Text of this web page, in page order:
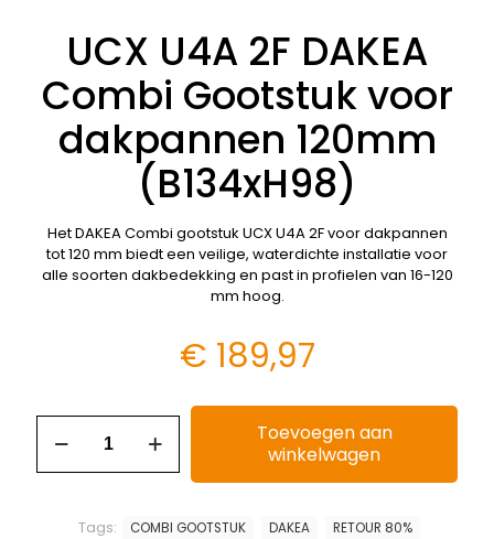
UCX U4A 2F DAKEA
Combi Gootstuk voor
dakpannen 120mm
(B134xH98)
Het DAKEA Combi gootstuk UCX U4A 2F voor dakpannen
tot 120 mm biedt een veilige, waterdichte installatie voor
alle soorten dakbedekking en past in profielen van 16-120
mm hoog.
€ 189,97
Toevoegen aan
winkelwagen
Tags: COMBI GOOTSTUK DAKEA RETOUR 80%